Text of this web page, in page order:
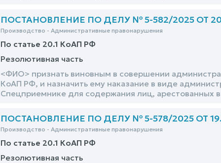
ПОСТАНОВЛЕНИЕ ПО ДЕЛУ № 5-582/2025 ОТ
Производство - Административные правонарушения
По статье 20.1 КоАП РФ
Резолютивная часть
<ФИО> признать виновным в совершении
КоАП РФ, и назначить ему наказание в виде
Спецприемнике для содержания лиц, арестованных
ПОСТАНОВЛЕНИЕ ПО ДЕЛУ № 5-578/2025 ОТ
Производство - Административные правонарушения
По статье 20.1 КоАП РФ
Резолютивная часть